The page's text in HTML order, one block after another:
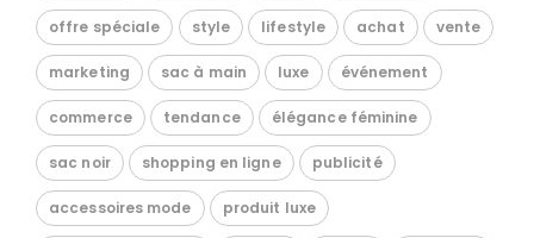
offre spéciale style lifestyle achat vente
marketing sac à main luxe événement
commerce tendance élégance féminine
sac noir shopping en ligne publicité
accessoires mode produit luxe